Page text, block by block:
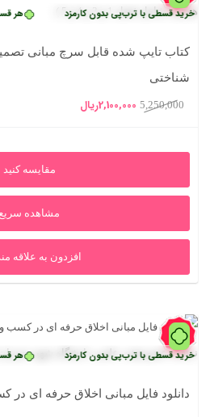
هر قسط قسطی با ترب‌پی بدون کارمزد
کتاب تایپ شده قابل سرچ مبانی
شناختی
5,250,000 قیمت
5,250,000ریال
2,100,000ریال
2,100,000ریال
مقایسه کنید
مشاهده
افزدون به علاقه
60%
هر قسط قسطی با ترب‌پی بدون کارمزد
دانلود فایل مبانی اخلاق حرفه ای